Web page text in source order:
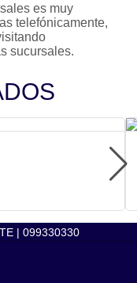
es muy
telefónicamente,
sucursales.
| 099330330